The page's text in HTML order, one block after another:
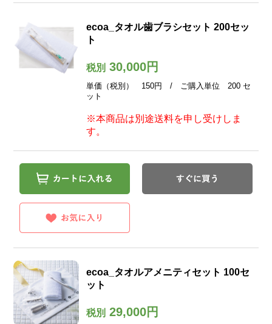
ecoa_タオル歯ブラシセット 200セッ
ト
税別30,000円
単価（税別） 150円 / ご購入単位 200 セ
ット
※本商品は別途送料を申し受けしま
す。
ecoa_タオルアメニティセット 100セ
ット
税別29,000円